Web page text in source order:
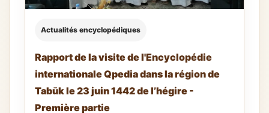
Actualités encyclopédiques
Rapport de la visite de l'Encyclopédie
internationale Qpedia dans la région de
Tabūk le 23 juin 1442 de l’hégire -
Première partie